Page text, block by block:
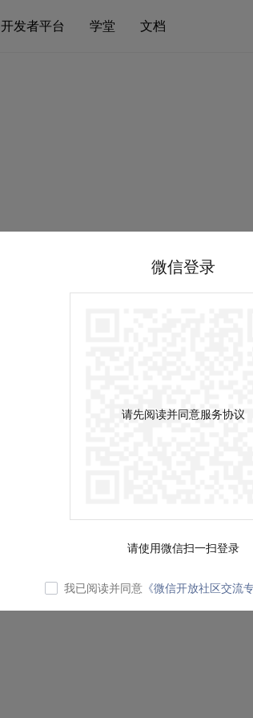
开发者平台 学堂 文档
微信登录
请先阅读并同意服务协议
请使用微信扫一扫登录
我已阅读并同意 《微信开放社区交流